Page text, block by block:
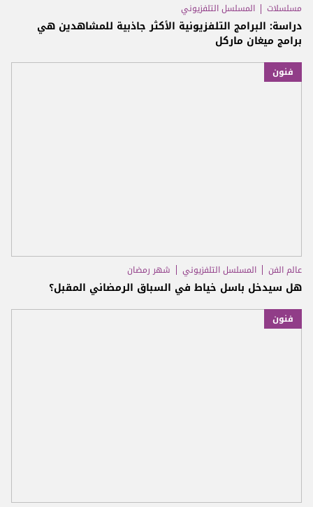
مسلسلات المسلسل التلفزيوني
دراسة: البرامج التلفزيونية الأكثر جاذبية للمشاهدين هي
برامج ميغان ماركل
فنون
عالم الفن المسلسل التلفزيوني شهر رمضان
هل سيدخل باسل خياط في السباق الرمضاني المقبل؟
فنون